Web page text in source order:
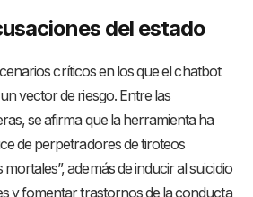
del estado
críticos en los que el chatbot
vector de riesgo. Entre las
se afirma que la herramienta ha
de perpetradores de tiroteos
además de inducir al suicidio
y fomentar trastornos de la conducta